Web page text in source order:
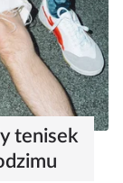
tenisek